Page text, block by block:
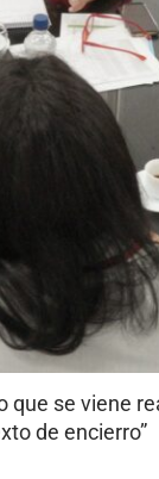
se viene
de encierro”